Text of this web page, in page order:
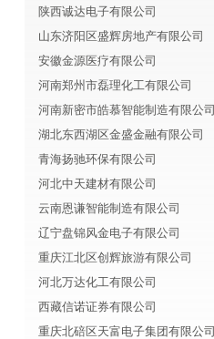
陕西诚达电子有限公司
山东济阳区盛辉房地产有限公司
安徽金源医疗有限公司
河南郑州市磊理化工有限公司
河南新密市皓慕智能制造有限公司
湖北东西湖区金盛金融有限公司
青海扬驰环保有限公司
河北中天建材有限公司
云南恩谦智能制造有限公司
辽宁盘锦风金电子有限公司
重庆江北区创辉旅游有限公司
河北万达化工有限公司
西藏信诺证券有限公司
重庆北碚区天富电子集团有限公司